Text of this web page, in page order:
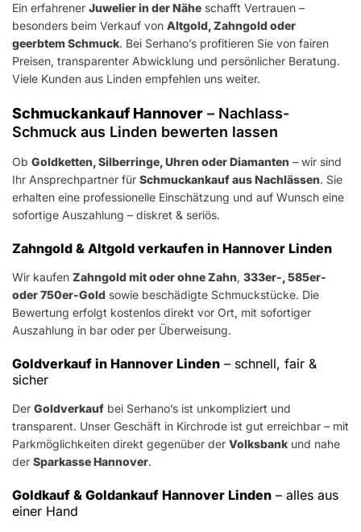
Ein erfahrener Juwelier in der Nähe schafft Vertrauen –
besonders beim Verkauf von Altgold, Zahngold oder
geerbtem Schmuck. Bei Serhano’s profitieren Sie von fairen
Preisen, transparenter Abwicklung und persönlicher Beratung.
Viele Kunden aus Linden empfehlen uns weiter.
Schmuckankauf Hannover – Nachlass-
Schmuck aus Linden bewerten lassen
Ob Goldketten, Silberringe, Uhren oder Diamanten – wir sind
Ihr Ansprechpartner für Schmuckankauf aus Nachlässen. Sie
erhalten eine professionelle Einschätzung und auf Wunsch eine
sofortige Auszahlung – diskret & seriös.
Zahngold & Altgold verkaufen in Hannover Linden
Wir kaufen Zahngold mit oder ohne Zahn, 333er-, 585er-
oder 750er-Gold sowie beschädigte Schmuckstücke. Die
Bewertung erfolgt kostenlos direkt vor Ort, mit sofortiger
Auszahlung in bar oder per Überweisung.
Goldverkauf in Hannover Linden – schnell, fair &
sicher
Der Goldverkauf bei Serhano’s ist unkompliziert und
transparent. Unser Geschäft in Kirchrode ist gut erreichbar – mit
Parkmöglichkeiten direkt gegenüber der Volksbank und nahe
der Sparkasse Hannover.
Goldkauf & Goldankauf Hannover Linden – alles aus
einer Hand